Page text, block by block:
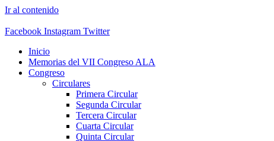
Ir al contenido
Facebook Instagram Twitter
Inicio
Memorias del VII Congreso ALA
Congreso
Circulares
Primera Circular
Segunda Circular
Tercera Circular
Cuarta Circular
Quinta Circular